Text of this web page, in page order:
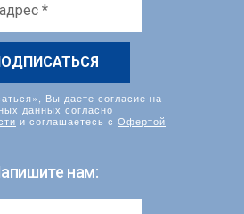
Вы даете согласие на
данных согласно
и соглашаетесь с Офертой
нам: